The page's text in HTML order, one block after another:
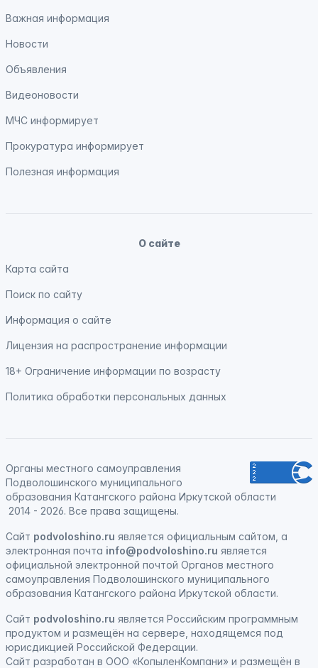
Важная информация
Новости
Объявления
Видеоновости
МЧС информирует
Прокуратура информирует
Полезная информация
О сайте
Карта сайта
Поиск по сайту
Информация о сайте
Лицензия на распространение информации
18+ Ограничение информации по возрасту
Политика обработки персональных данных
Органы местного самоуправления
Подволошинского муниципального
образования Катангского района Иркутской области
2014 - 2026. Все права защищены.
Сайт podvoloshino.ru является официальным сайтом, а
электронная почта info@podvoloshino.ru является
официальной электронной почтой Органов местного
самоуправления Подволошинского муниципального
образования Катангского района Иркутской области.
Сайт podvoloshino.ru является Российским программным
продуктом и размещён на сервере, находящемся под
юрисдикцией Российской Федерации.
Сайт разработан в ООО «КопыленКомпани» и размещён в